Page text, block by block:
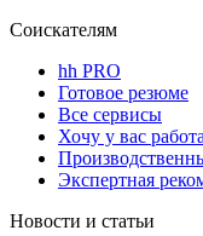
Соискателям
hh PRO
Готовое резюме
Все сервисы
Хочу у вас
Экспертная
Новости и статьи